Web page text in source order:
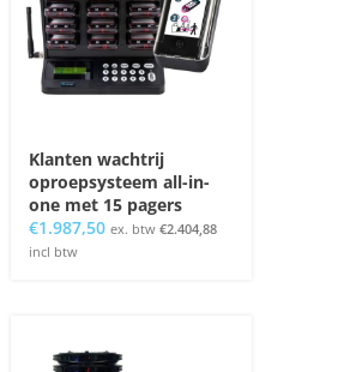
Klanten wachtrij
oproepsysteem all-in-
one met 15 pagers
€1.987,50 ex. btw €2.404,88
incl btw